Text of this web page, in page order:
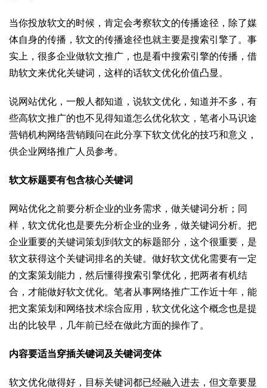
当你投放软文的时候，肯定会考察软文的传播途径，除了媒
体自身的传播，软文的传播途径也就主要是搜索引擎了。事
实上，很多企业做软文推广，也是看中搜索引擎的传播，借
助软文来优化关键词，这样的话软文优化价值凸显。
说网站优化，一般人都知道，说软文优化，知道并不多，有
些高软文推广的也不见得知道怎么优化软文，笔者小马识途
营销机构网络营销顾问在此分享下软文优化的技巧和意义，
供企业网络推广人员参考。
软文标题要有包含核心关键词
网站优化之前要分析企业的业务需求，做关键词分析；同
样，软文优化也是要先分析企业的业务，做关键词分析。把
企业重要的关键词策划到软文的标题部分，这个很重要，是
软文获得这个关键词排名的关键。做好软文优化需要有一定
的文案策划能力，然后懂得搜索引擎优化，把两者有机结
合，才能做好软文优化。笔者从事网络推广工作近十年，能
把文案策划和网络技术综合应用，软文优化这个概念也是提
出的比较早，几年前已经在做此方面的操作了。
内容要适当穿插关键词及关键词变体
软文优化做得好，目标关键词都已经融入进去，但文章要显